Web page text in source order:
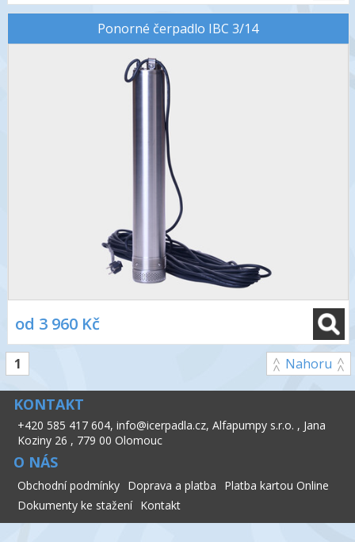
Ponorné čerpadlo IBC 3/14
od 3 960 Kč
1 Nahoru
KONTAKT
+420 585 417 604, info@icerpadla.cz, Alfapumpy s.r.o. , Jana
Koziny 26 , 779 00 Olomouc
O NÁS
Obchodní podmínky Doprava a platba
Platba kartou Online
Dokumenty ke stažení Kontakt